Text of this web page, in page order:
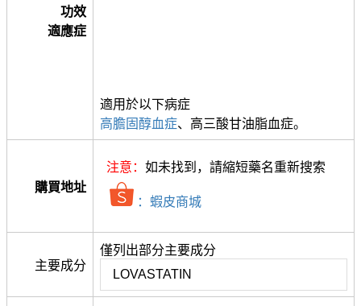
功效
適應症
適用於以下病症
高膽固醇血症、高三酸甘油脂血症。
購買地址
注意： 如未找到，請縮短藥名重新搜索
：蝦皮商城
主要成分
僅列出部分主要成分
LOVASTATIN